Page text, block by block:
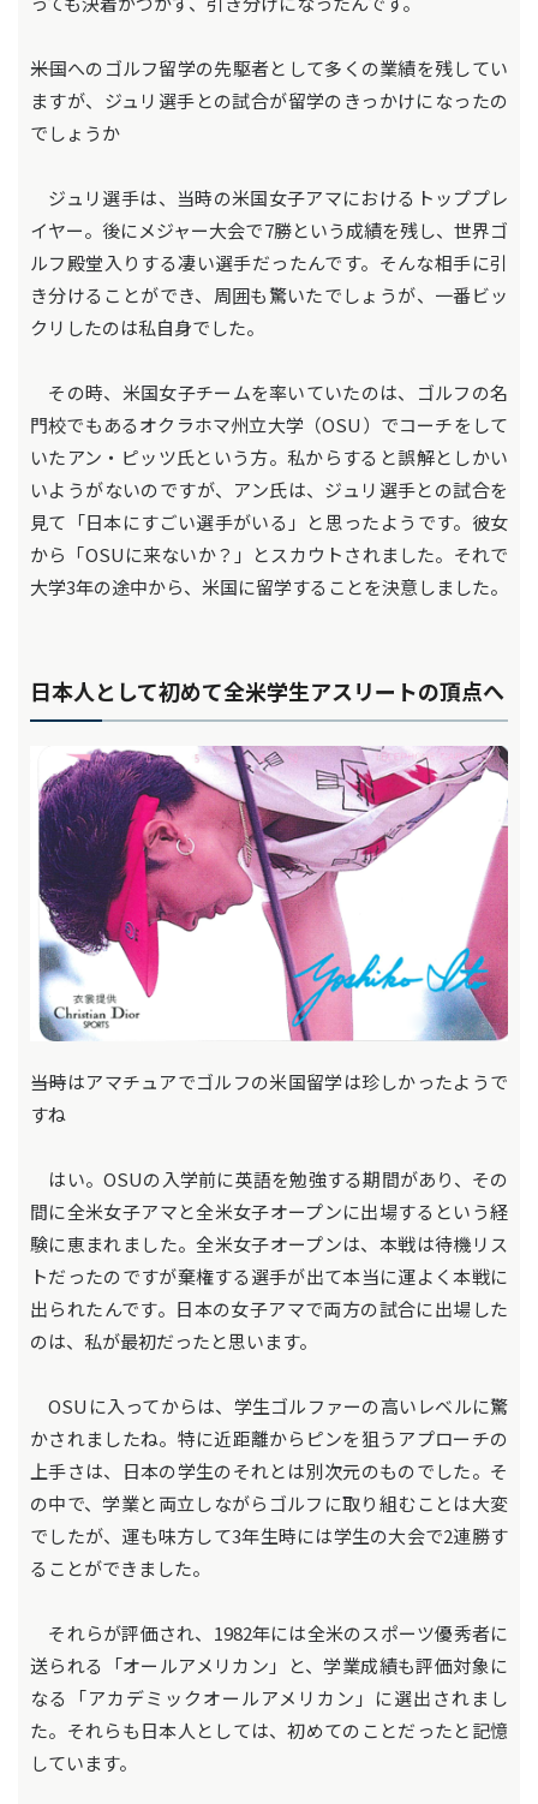
――米国へのゴルフ留学の先駆者として多くの業績を残してい
ますが、ジュリ選手との試合が留学のきっかけになったの
でしょうか
ジュリ選手は、当時の米国女子アマにおけるトッププレ
イヤー。後にメジャー大会で7勝という成績を残し、世界ゴ
ルフ殿堂入りする凄い選手だったんです。そんな相手に引
き分けることができ、周囲も驚いたでしょうが、一番ビッ
クリしたのは私自身でした。
その時、米国女子チームを率いていたのは、ゴルフの名
門校でもあるオクラホマ州立大学（OSU）でコーチをして
いたアン・ピッツ氏という方。私からすると誤解としかい
いようがないのですが、アン氏は、ジュリ選手との試合を
見て「日本にすごい選手がいる」と思ったようです。彼女
から「OSUに来ないか？」とスカウトされました。それで
大学3年の途中から、米国に留学することを決意しました。
日本人として初めて全米学生アスリートの頂点へ
――当時はアマチュアでゴルフの米国留学は珍しかったようで
すね
はい。OSUの入学前に英語を勉強する期間があり、その
間に全米女子アマと全米女子オープンに出場するという経
験に恵まれました。全米女子オープンは、本戦は待機リス
トだったのですが棄権する選手が出て本当に運よく本戦に
出られたんです。日本の女子アマで両方の試合に出場した
のは、私が最初だったと思います。
OSUに入ってからは、学生ゴルファーの高いレベルに驚
かされましたね。特に近距離からピンを狙うアプローチの
上手さは、日本の学生のそれとは別次元のものでした。そ
の中で、学業と両立しながらゴルフに取り組むことは大変
でしたが、運も味方して3年生時には学生の大会で2連勝す
ることができました。
それらが評価され、1982年には全米のスポーツ優秀者に
送られる「オールアメリカン」と、学業成績も評価対象に
なる「アカデミックオールアメリカン」に選出されまし
た。それらも日本人としては、初めてのことだったと記憶
しています。